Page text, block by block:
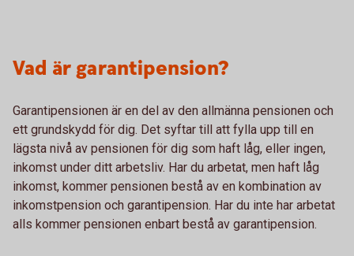
Vad är garantipension?
Garantipensionen är en del av den allmänna pensionen och
ett grundskydd för dig. Det syftar till att fylla upp till en
lägsta nivå av pensionen för dig som haft låg, eller ingen,
inkomst under ditt arbetsliv. Har du arbetat, men haft låg
inkomst, kommer pensionen bestå av en kombination av
inkomstpension och garantipension. Har du inte har arbetat
alls kommer pensionen enbart bestå av garantipension.